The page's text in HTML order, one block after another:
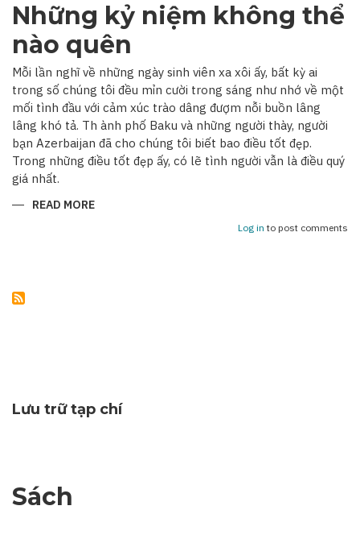
VIỆT
NAM
ĐANG
TRÊN
ĐÀ
PHÁT
TRIỂN”
Những kỷ niệm không thể
nào quên
Mỗi lần nghĩ về những ngày sinh viên xa xôi ấy, bất kỳ ai
trong số chúng tôi đều mỉn cười trong sáng như nhớ về một
mối tình đầu với cảm xúc trào dâng đượm nỗi buồn lâng
lâng khó tả. Th ành phố Baku và những người thày, người
bạn Azerbaijan đã cho chúng tôi biết bao điều tốt đẹp.
Trong những điều tốt đẹp ấy, có lẽ tình người vẫn là điều quý
giá nhất.
READ MORE
Log in to post comments
Lưu trữ tạp chí
Sách